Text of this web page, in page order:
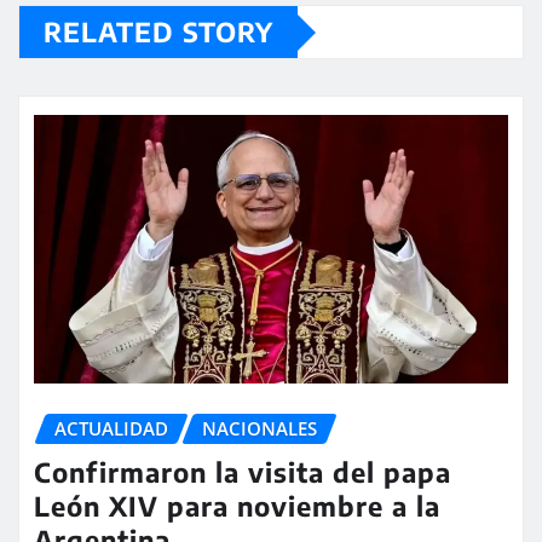
RELATED STORY
ACTUALIDAD NACIONALES
Confirmaron la visita del papa
León XIV para noviembre a la